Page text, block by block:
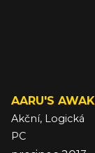
AARU'S
Akční, Logická
PC